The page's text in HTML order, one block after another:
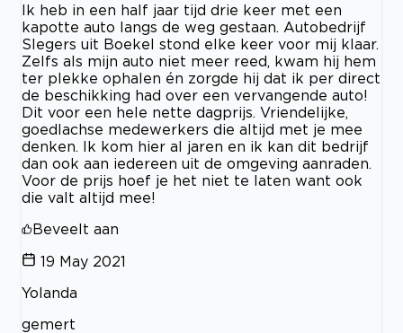
Ik heb in een half jaar tijd drie keer met een
kapotte auto langs de weg gestaan. Autobedrijf
Slegers uit Boekel stond elke keer voor mij klaar.
Zelfs als mijn auto niet meer reed, kwam hij hem
ter plekke ophalen én zorgde hij dat ik per direct
de beschikking had over een vervangende auto!
Dit voor een hele nette dagprijs. Vriendelijke,
goedlachse medewerkers die altijd met je mee
denken. Ik kom hier al jaren en ik kan dit bedrijf
dan ook aan iedereen uit de omgeving aanraden.
Voor de prijs hoef je het niet te laten want ook
die valt altijd mee!
Beveelt aan
19 May 2021
Yolanda
gemert